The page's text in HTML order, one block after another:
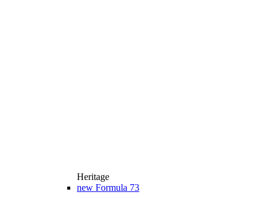
Heritage
new Formula 73